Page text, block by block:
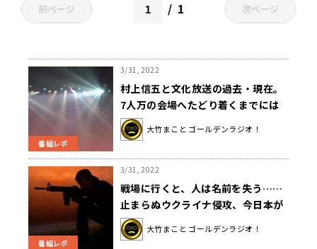
前ページ 1 次ページ
番組レポ
3/31, 2022
村上信五と文化放送の過去・現在。
7人万の会場へたどり着くまでには
ラジオの存在も？
大竹まこと ゴールデンラジオ！
番組レポ
3/31, 2022
戦場に行くと、人は名前を失う……
止まらぬウクライナ侵攻、今日本が
もっともすべきことは？
大竹まこと ゴールデンラジオ！